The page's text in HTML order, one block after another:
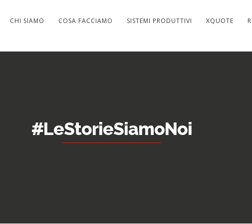
CHI SIAMO COSA FACCIAMO SISTEMI PRODUTTIVI XQUOTE
#LeStorieSiamoNoi